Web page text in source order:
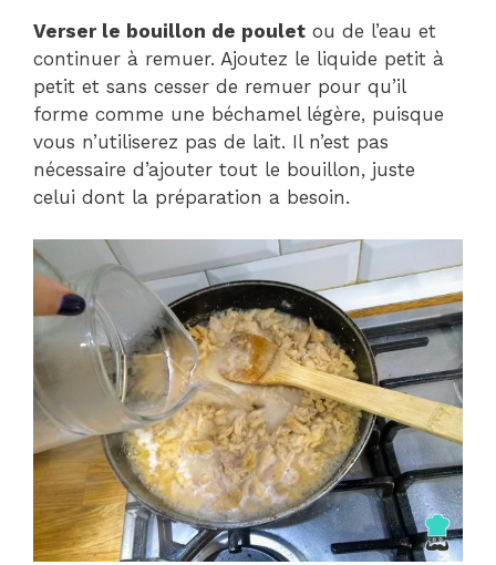
Verser le bouillon de poulet ou de l’eau et
continuer à remuer. Ajoutez le liquide petit à
petit et sans cesser de remuer pour qu’il
forme comme une béchamel légère, puisque
vous n’utiliserez pas de lait. Il n’est pas
nécessaire d’ajouter tout le bouillon, juste
celui dont la préparation a besoin.